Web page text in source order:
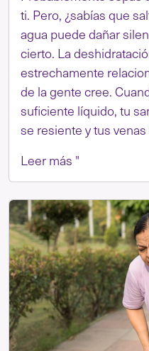
ti. Pero, ¿sabías que
agua puede dañar
cierto. La
estrechamente
de la gente cree.
suficiente líquido, tu
se resiente y tus
Leer más "